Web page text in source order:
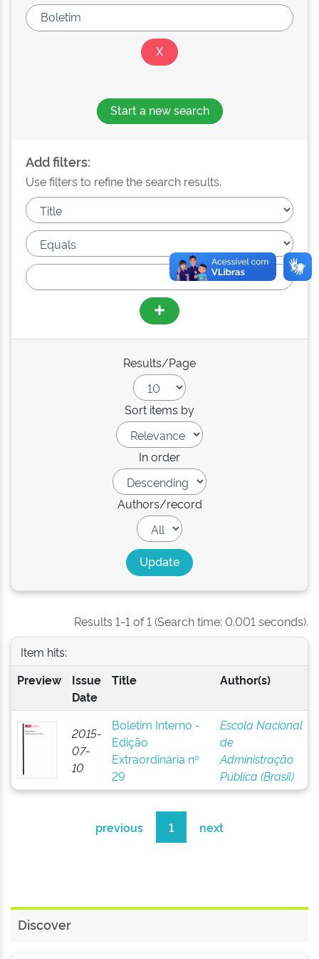
Start a new search
Add filters:
Use filters to refine the search results.
Results/Page
Sort items by
In order
Authors/record
Results 1-1 of 1 (Search time: 0.001 seconds).
Item hits:
Preview
Issue
Date
Title Author(s)
2015-
07-
10
Boletim Interno -
Edição
Extraordinária nº
29
Escola Nacional
de
Administração
Pública (Brasil)
previous 1 next
Discover